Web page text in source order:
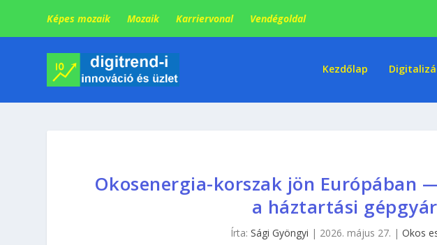
Képes mozaik Mozaik Karriervonal Vendégoldal
Kezdőlap
Okosenergia-korszak jön Európában
a háztartási
Írta: Sági Gyöngyi | 2026. május 27. | Okos